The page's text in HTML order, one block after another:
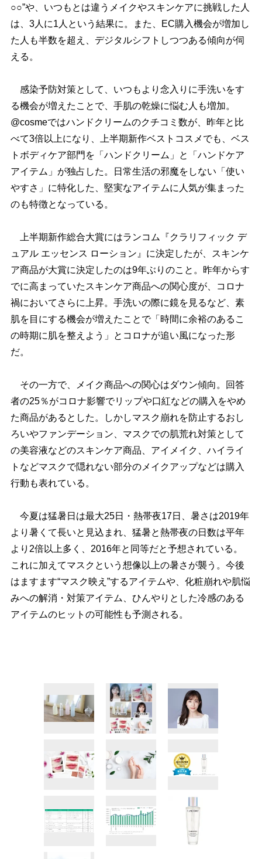
○○”や、いつもとは違うメイクやスキンケアに挑戦した人
は、3人に1人という結果に。また、EC購入機会が増加し
た人も半数を超え、デジタルシフトしつつある傾向が伺
える。
感染予防対策として、いつもより念入りに手洗いをす
る機会が増えたことで、手肌の乾燥に悩む人も増加。
@cosmeではハンドクリームのクチコミ数が、昨年と比
べて3倍以上になり、上半期新作ベストコスメでも、ベス
トボディケア部門を「ハンドクリーム」と「ハンドケア
アイテム」が独占した。日常生活の邪魔をしない「使い
すさ」に特化した、堅実なアイテムに人気が集まった
のも特徴となっている。
上半期新作総合大賞にはランコム『クラリフィック デ
ュアル エッセンス ローション』に決定したが、スキンケ
ア商品が大賞に決定したのは9年ぶりのこと。昨年からす
でに高まっていたスキンケア商品への関心度が、コロナ
禍においてさらに上昇。手洗いの際に鏡を見るなど、素
肌を目にする機会が増えたことで「時間に余裕のあるこ
の時期に肌を整えよう」とコロナが追い風になった形
だ。
その一方で、メイク商品への関心はダウン傾向。回答
者の25％がコロナ影響でリップや口紅などの購入をやめ
た商品があるとした。しかしマスク崩れを防止するおし
ろいやファンデーション、マスクでの肌荒れ対策として
の美容液などのスキンケア商品、アイメイク、ハイライ
トなどマスクで隠れない部分のメイクアップなどは購入
行動も表れている。
今夏は猛暑日は最大25日・熱帯夜17日、暑さは2019年
より暑くて長いと見込まれ、猛暑と熱帯夜の日数は平年
より2倍以上多く、2016年と同等だと予想されている。
これに加えてマスクという想像以上の暑さが襲う。今後
はますます“マスク映え”するアイテムや、化粧崩れや肌悩
みへの解消・対策アイテム、ひんやりとした冷感のある
アイテムのヒットの可能性も予測される。